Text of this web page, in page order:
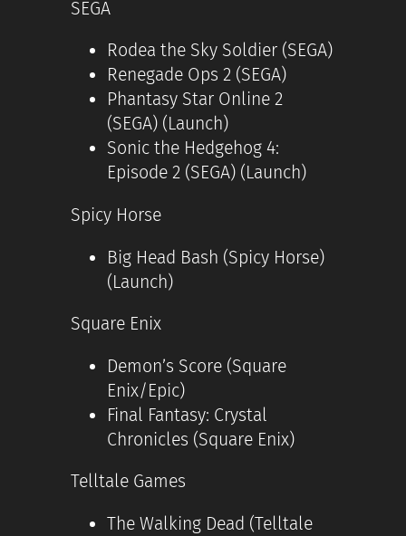
SEGA
Rodea the Sky Soldier (SEGA)
Renegade Ops 2 (SEGA)
Phantasy Star Online 2
(SEGA) (Launch)
Sonic the Hedgehog 4:
Episode 2 (SEGA) (Launch)
Spicy Horse
Big Head Bash (Spicy Horse)
(Launch)
Square Enix
Demon’s Score (Square
Enix/Epic)
Final Fantasy: Crystal
Chronicles (Square Enix)
Telltale Games
The Walking Dead (Telltale